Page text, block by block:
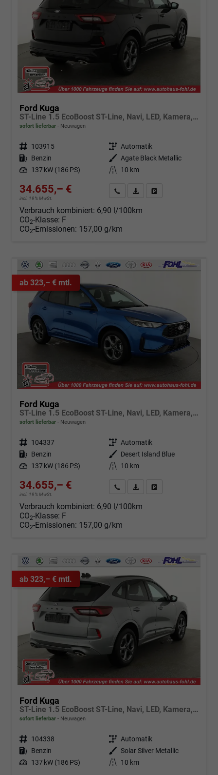
Ford Kuga
ST-Line 1.5 EcoBoost ST-Line, Navi, LED, Kamera, Winter, FS beheizbar
sofort lieferbar Neuwagen
Fahrzeugnr. 103915 Getriebe Automatik
Kraftstoff Benzin Außenfarbe Agate Black Metallic
Leistung 137 kW (186 PS) Kilometerstand 10 km
34.655,– €
incl. 19% MwSt.
Angebot anfordern
Fahrzeugexpose (PDF)
Verbrauch kombiniert: 6,90 l/100km
CO2-Klasse: F
CO2-Emissionen: 157,00 g/km
ab 323,– € mtl.
Ford Kuga
ST-Line 1.5 EcoBoost ST-Line, Navi, LED, Kamera, Winter, FS beheizbar
sofort lieferbar Neuwagen
Fahrzeugnr. 104337 Getriebe Automatik
Kraftstoff Benzin Außenfarbe
Desert Island Blue
Leistung 137 kW (186 PS) Kilometerstand 10 km
34.655,– €
incl. 19% MwSt.
Angebot anfordern
Fahrzeugexpose (PDF)
Verbrauch kombiniert: 6,90 l/100km
CO2-Klasse: F
CO2-Emissionen: 157,00 g/km
ab 323,– € mtl.
Ford Kuga
ST-Line 1.5 EcoBoost ST-Line, Navi, LED, Kamera, Winter, FS beheizbar, 5 J.-Garantie
sofort lieferbar Neuwagen
Fahrzeugnr. 104338 Getriebe Automatik
Kraftstoff Benzin Außenfarbe Solar Silver Metallic
Leistung 137 kW (186 PS) Kilometerstand 10 km